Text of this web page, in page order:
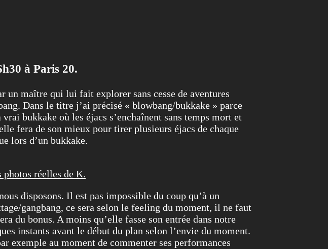
à Paris 20.
un maître qui lui fait explorer sans cesse de aventures
Dans le titre j’ai précisé « blowbang/bukkake » parce
bukkake où les éjacs s’enchaînent sans temps mort et
fera de son mieux pour tirer plusieurs éjacs de chaque
lors d’un bukkake.
photos réelles de K.
disposons. Il est pas impossible du coup qu’à un
gangbang, ce sera selon le feeling du moment, il ne faut
du bonus. A moins qu’elle fasse son entrée dans notre
instants avant le début du plan selon l’envie du moment.
exemple au moment de commenter ses performances